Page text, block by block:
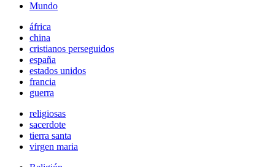
Mundo
áfrica
china
cristianos perseguidos
españa
estados unidos
francia
guerra
religiosas
sacerdote
tierra santa
virgen maria